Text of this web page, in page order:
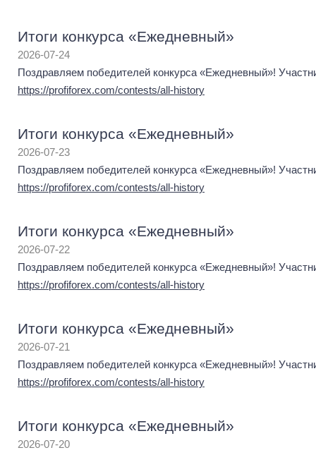
Итоги конкурса «Ежедневный»
2026-07-24
Поздравляем победителей конкурса «Ежедневный»!
https://profiforex.com/contests/all-history
Итоги конкурса «Ежедневный»
2026-07-23
Поздравляем победителей конкурса «Ежедневный»!
https://profiforex.com/contests/all-history
Итоги конкурса «Ежедневный»
2026-07-22
Поздравляем победителей конкурса «Ежедневный»!
https://profiforex.com/contests/all-history
Итоги конкурса «Ежедневный»
2026-07-21
Поздравляем победителей конкурса «Ежедневный»!
https://profiforex.com/contests/all-history
Итоги конкурса «Ежедневный»
2026-07-20